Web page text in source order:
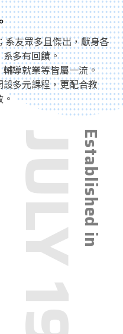
Established in
系友眾多且傑出，獻身各
多有回饋。
輔導就業等皆屬一流。
多元課程，更配合教